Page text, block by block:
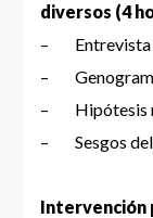
diversos (4
– Entrevista
–
– Hipótesis
– Sesgos del
Intervención